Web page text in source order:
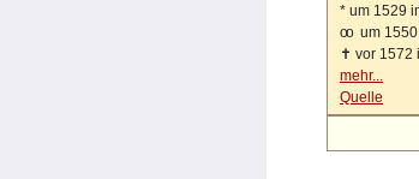
* um 1529
oo um
✝ vor 1572
mehr...
Quelle